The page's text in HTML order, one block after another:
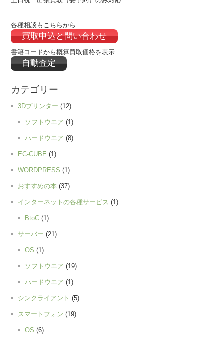
各種相談もこちらから
買取申込と問い合わせ
書籍コードから概算買取価格を表示
自動査定
カテゴリー
3Dプリンター (12)
ソフトウエア (1)
ハードウエア (8)
EC-CUBE (1)
WORDPRESS (1)
おすすめの本 (37)
インターネットの各種サービス (1)
BtoC (1)
サーバー (21)
OS (1)
ソフトウエア (19)
ハードウエア (1)
シンクライアント (5)
スマートフォン (19)
OS (6)